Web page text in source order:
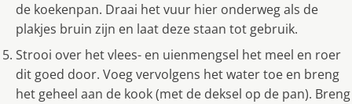
de koekenpan. Draai het vuur hier onderweg als de
plakjes bruin zijn en laat deze staan tot gebruik.
Strooi over het vlees- en uienmengsel het meel en roer
dit goed door. Voeg vervolgens het water toe en breng
het geheel aan de kook (met de deksel op de pan). Breng